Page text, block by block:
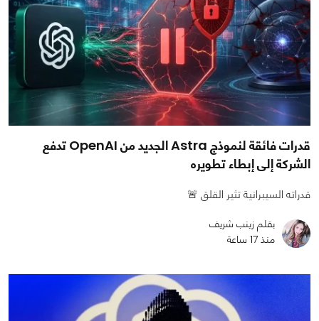
قدرات فائقة لنموذج Astra الجديد من OpenAI تدفع
الشركة إلى إبطاء تطويره
قدراته السيبرانية تثير القلق 🚨
بقلم زينب شريف
منذ 17 ساعة